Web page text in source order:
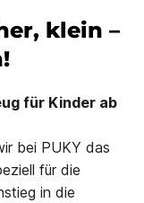
klein –
für Kinder ab
bei PUKY das
für die
in die